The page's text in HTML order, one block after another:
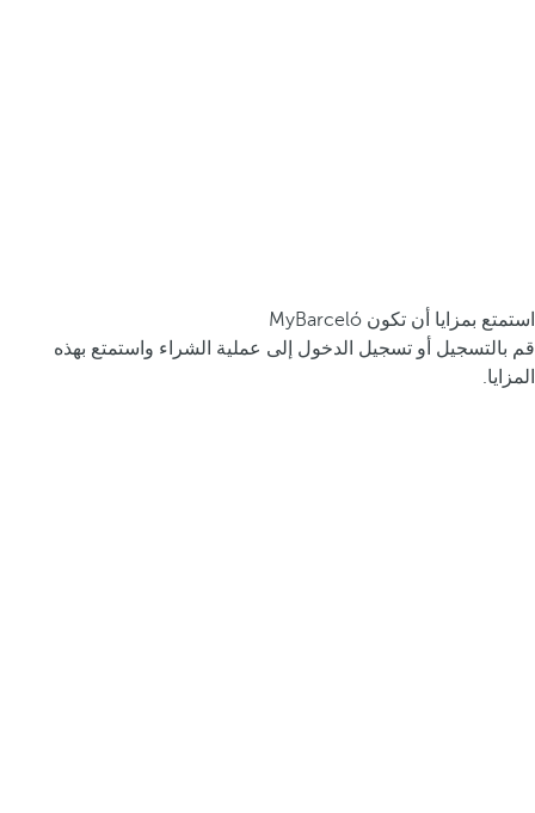
استمتع بمزايا أن تكون MyBarceló
قم بالتسجيل أو تسجيل الدخول إلى عملية الشراء واستمتع بهذه
المزايا.